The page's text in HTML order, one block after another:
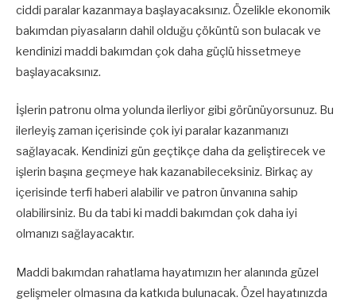
ciddi paralar kazanmaya başlayacaksınız. Özelikle ekonomik
bakımdan piyasaların dahil olduğu çöküntü son bulacak ve
kendinizi maddi bakımdan çok daha güçlü hissetmeye
başlayacaksınız.
İşlerin patronu olma yolunda ilerliyor gibi görünüyorsunuz. Bu
ilerleyiş zaman içerisinde çok iyi paralar kazanmanızı
sağlayacak. Kendinizi gün geçtikçe daha da geliştirecek ve
işlerin başına geçmeye hak kazanabileceksiniz. Birkaç ay
içerisinde terfi haberi alabilir ve patron ünvanına sahip
olabilirsiniz. Bu da tabi ki maddi bakımdan çok daha iyi
olmanızı sağlayacaktır.
Maddi bakımdan rahatlama hayatımızın her alanında güzel
gelişmeler olmasına da katkıda bulunacak. Özel hayatınızda